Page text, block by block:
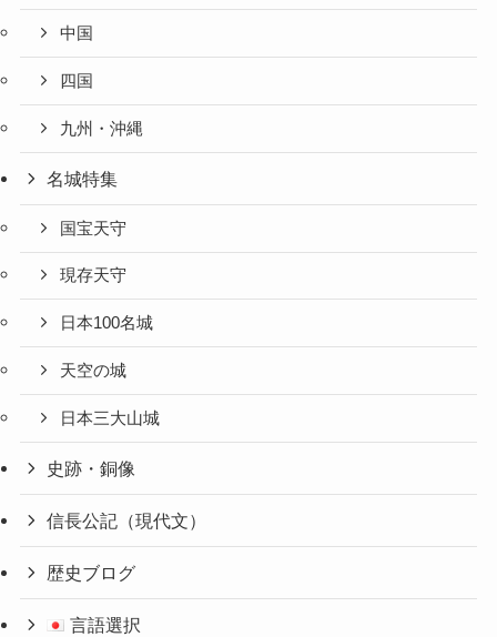
中国
四国
九州・沖縄
名城特集
国宝天守
現存天守
日本100名城
天空の城
日本三大山城
史跡・銅像
信長公記（現代文）
歴史ブログ
言語選択